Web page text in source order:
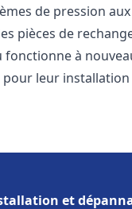
de pression
pièces de
fonctionne à
leur installation
et